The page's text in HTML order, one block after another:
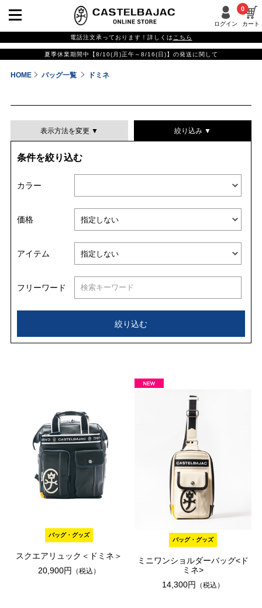
ログイン カート
0
電話注文承っております！詳しくは こちら
夏季休業期間中【8/10(月)正午～8/16(日)】の発送に関して
HOME バッグ一覧 ドミネ
表示方法を変更 ▼
並び替える
絞り込み ▼
条件を絞り込む
カラー
価格
アイテム
フリーワード
絞り込む
バッグ・グッズ
スクエアリュック＜ドミネ＞
20,900円
（税込）
バッグ・グッズ
ミニワンショルダーバッグ<ド
ミネ>
14,300円
（税込）